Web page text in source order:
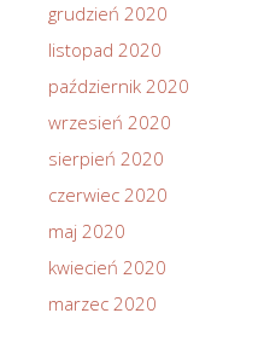
grudzień 2020
listopad 2020
październik 2020
wrzesień 2020
sierpień 2020
czerwiec 2020
maj 2020
kwiecień 2020
marzec 2020